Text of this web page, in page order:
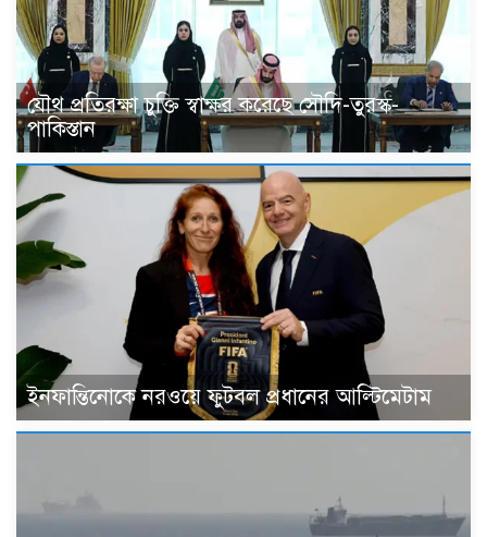
যৌথ প্রতিরক্ষা চুক্তি স্বাক্ষর করেছে সৌদি-তুরস্ক-
পাকিস্তান
ইনফান্তিনোকে নরওয়ে ফুটবল প্রধানের আল্টিমেটাম